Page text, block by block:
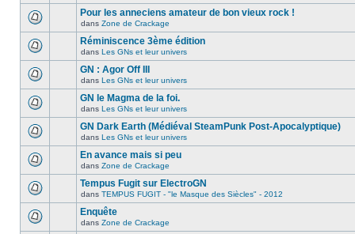
Pour les anneciens amateur de bon vieux rock !
dans Zone de Crackage
Réminiscence 3ème édition
dans Les GNs et leur univers
GN : Agor Off III
dans Les GNs et leur univers
GN le Magma de la foi.
dans Les GNs et leur univers
GN Dark Earth (Médiéval SteamPunk Post-Apocalyptique)
dans Les GNs et leur univers
En avance mais si peu
dans Zone de Crackage
Tempus Fugit sur ElectroGN
dans TEMPUS FUGIT - "le Masque des Siècles" - 2012
Enquête
dans Zone de Crackage